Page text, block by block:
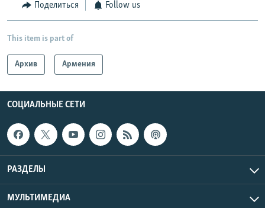
Поделиться Follow us
This item is part of
Архив Армения
СОЦИАЛЬНЫЕ СЕТИ
РАЗДЕЛЫ
МУЛЬТИМЕДИА